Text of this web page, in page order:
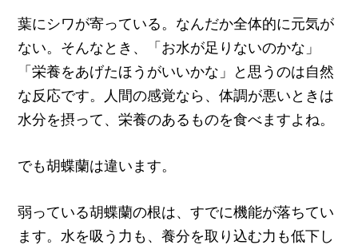
葉にシワが寄っている。なんだか全体的に元気が
ない。そんなとき、「お水が足りないのかな」
「栄養をあげたほうがいいかな」と思うのは自然
な反応です。人間の感覚なら、体調が悪いときは
水分を摂って、栄養のあるものを食べますよね。
でも胡蝶蘭は違います。
弱っている胡蝶蘭の根は、すでに機能が落ちてい
ます。水を吸う力も、養分を取り込む力も低下し